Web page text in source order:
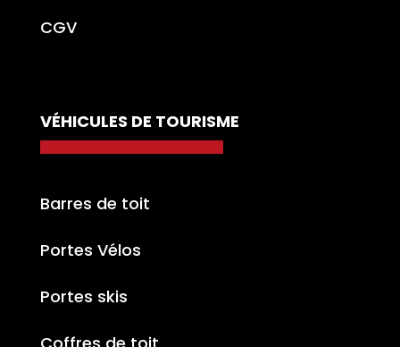
CGV
VÉHICULES DE TOURISME
Barres de toit
Portes Vélos
Portes skis